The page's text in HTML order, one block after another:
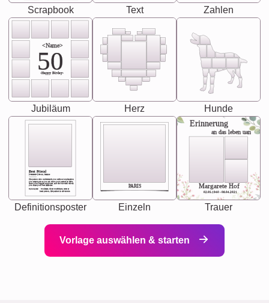
Scrapbook Text Zahlen
<Name>
50
-Happy Birday-
Jubiläum Herz Hunde
Best Friend
[<NAME>] Noun, feminie
Synonyms: Soulmate, closet confidante, sister at
heart person, life partner in adventure.
The person who understands you without explanation
you accepts just as you are. She's your partner in life's,
chaos your biggest supporter, and the one with whom
you share your best memories.
Definitionsposter
PARIS
Einzeln
Erinnerung
an das leben uan
Margarete Hof
02.05.1940 - 08.04.2021
Trauer
Vorlage auswählen & starten